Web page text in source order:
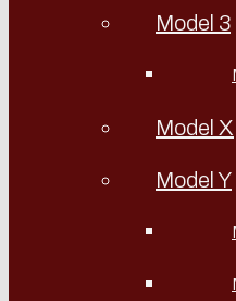
Model 3
Model X
Model Y